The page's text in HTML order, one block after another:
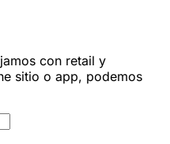
con retail y
sitio o app, podemos